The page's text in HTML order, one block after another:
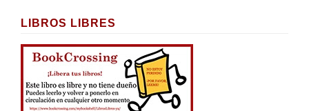
LIBROS LIBRES